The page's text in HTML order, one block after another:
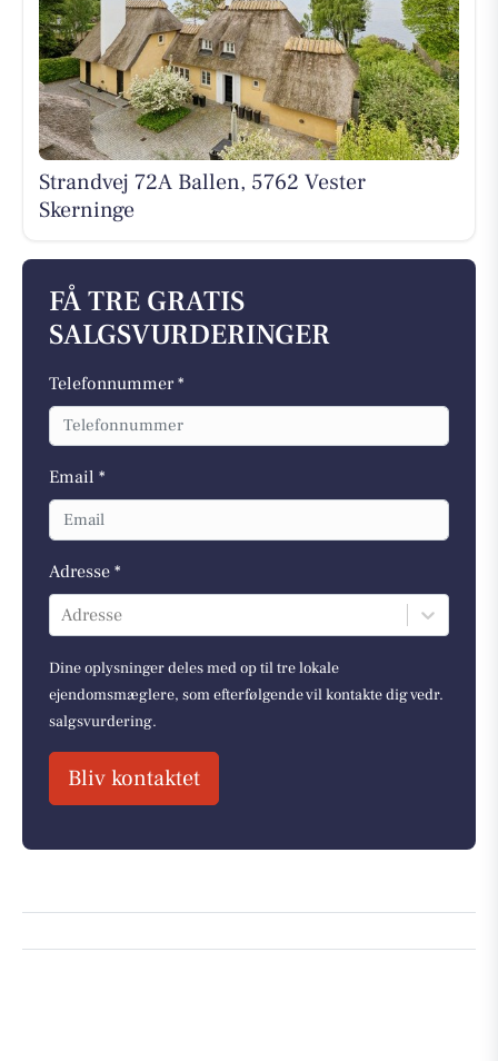
Strandvej 72A Ballen, 5762 Vester
Skerninge
FÅ TRE GRATIS
SALGSVURDERINGER
Telefonnummer *
Email *
Adresse *
Adresse
Dine oplysninger deles med op til tre lokale
ejendomsmæglere, som efterfølgende vil kontakte dig vedr.
salgsvurdering.
Bliv kontaktet